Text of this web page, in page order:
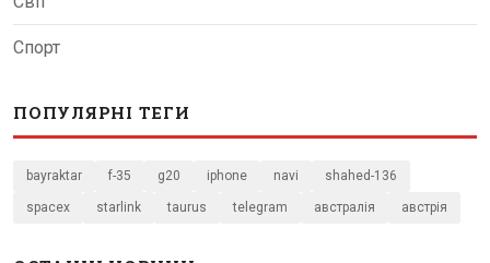
Спорт
ПОПУЛЯРНІ ТЕГИ
bayraktar f-35 g20 iphone navi shahed-136
spacex starlink taurus telegram австралія австрія